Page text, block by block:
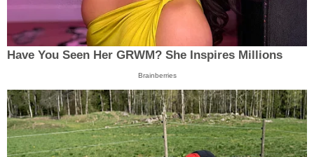
Have You Seen Her GRWM? She Inspires Millions
Brainberries